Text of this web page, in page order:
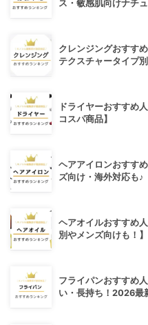
ス・敏感肌向けナチ
クレンジングおすす
テクスチャータイプ別
ドライヤーおすすめ
コスパ商品】
ヘアアイロンおすす
ズ向け・海外対応も♪
ヘアオイルおすすめ
別やメンズ向けも！】
フライパンおすすめ
い・長持ち！2026最